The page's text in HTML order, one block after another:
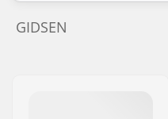
GIDSEN